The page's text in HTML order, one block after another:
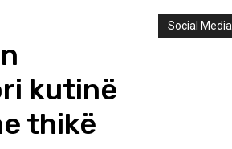
kutinë
thikë
Social Media